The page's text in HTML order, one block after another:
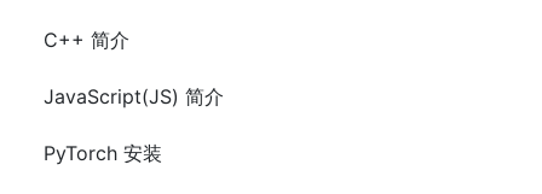
C++ 简介
JavaScript(JS) 简介
PyTorch 安装